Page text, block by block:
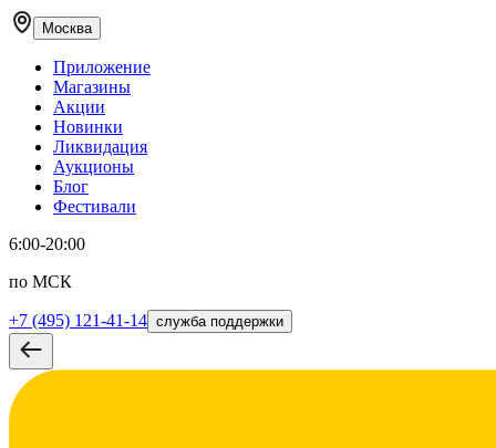
Москва
Приложение
Магазины
Акции
Новинки
Ликвидация
Аукционы
Блог
Фестивали
6:00-20:00
по МСК
+7 (495) 121-41-14 служба поддержки